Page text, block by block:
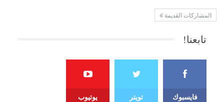
المشاركات القديمة
تابعنا!
فايسبوك تويتر يوتيوب